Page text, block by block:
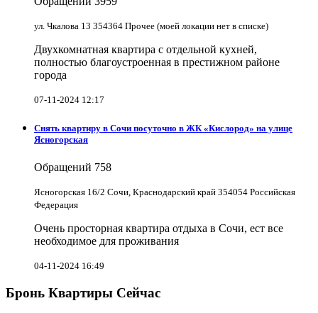
ул. Чкалова 13 354364 Прочее (моей локации нет в списке)
Двухкомнатная квартира с отдельной кухней,
полностью благоустроенная в престижном районе
города
07-11-2024 12:17
Снять квартиру в Cочи посуточно в ЖК «Кислород» на улице
Ясногорская
Обращений 758
Ясногорская 16/2 Сочи, Краснодарский край 354054 Российская
Федерация
Очень просторная квартира отдыха в Сочи, ест все
необходимое для проживания
04-11-2024 16:49
Бронь Квартиры Сейчас